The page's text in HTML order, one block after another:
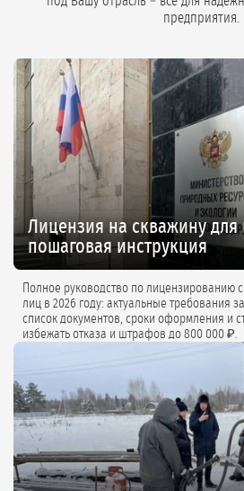
предприятия.
Лицензия на скважину
пошаговая инструкция
Полное руководство по лицензированию
лиц в 2026 году: актуальные требования законодательства, полный
список документов, сроки оформления и
избежать отказа и штрафов до 800 000 ₽.